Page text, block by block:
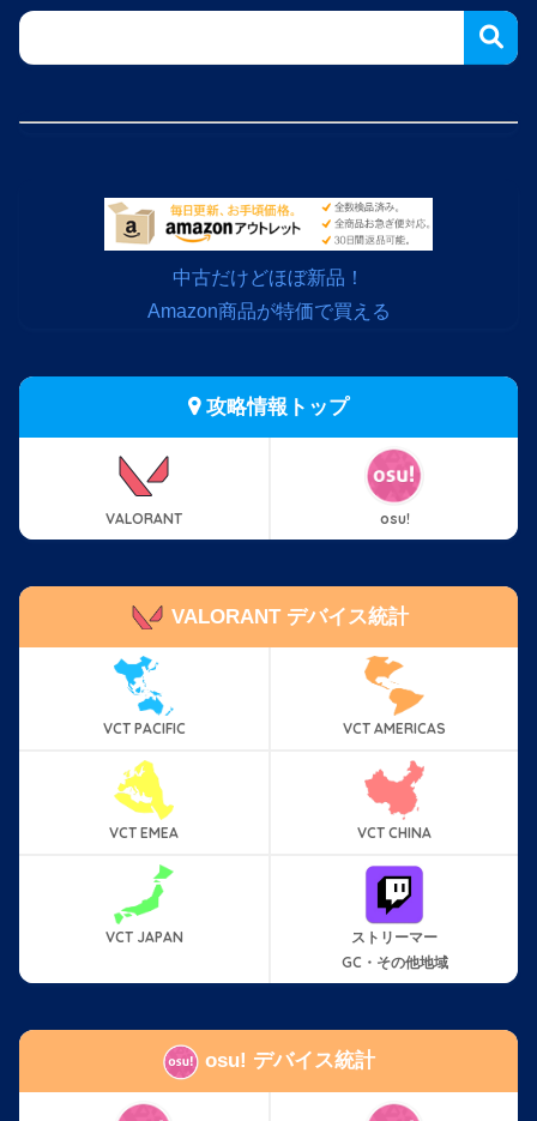
中古だけどほぼ新品！
Amazon商品が特価で買える
攻略情報トップ
VALORANT osu!
VALORANT デバイス統計
VCT PACIFIC VCT AMERICAS
VCT EMEA VCT CHINA
VCT JAPAN
ストリーマー
GC・その他地域
osu! デバイス統計